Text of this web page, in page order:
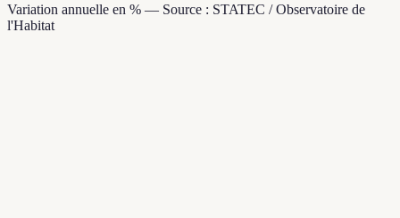
Variation annuelle en % — Source : STATEC / Observatoire de
l'Habitat